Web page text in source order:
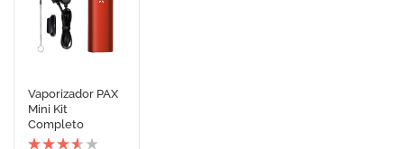
Vaporizador PAX
Mini Kit
Completo